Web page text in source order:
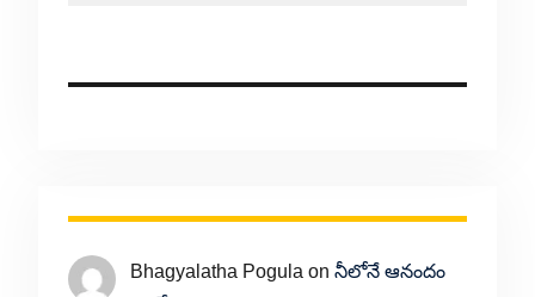
Bhagyalatha Pogula on నీలోనే ఆనందం